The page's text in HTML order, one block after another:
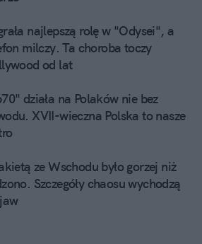
najlepszą rolę w "Odysei", a
milczy. Ta choroba toczy
od lat
działa na Polaków nie bez
XVII-wieczna Polska to nasze
ze Wschodu było gorzej niż
Szczegóły chaosu wychodzą